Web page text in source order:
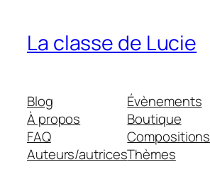
La classe de Lucie
Blog
À propos
FAQ
Auteurs/autrices
Évènements
Boutique
Compositions
Thèmes